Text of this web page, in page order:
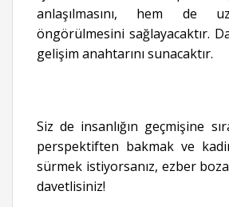
anlaşılmasını, hem de
öngörülmesini sağlayacaktır.
gelişim anahtarını sunacaktır.
Siz de insanlığın geçmişine
perspektiften bakmak ve
sürmek istiyorsanız, ezber
davetlisiniz!